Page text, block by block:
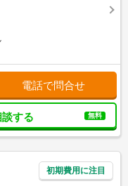
電話で問合せ
する 無料
初期費用に注目